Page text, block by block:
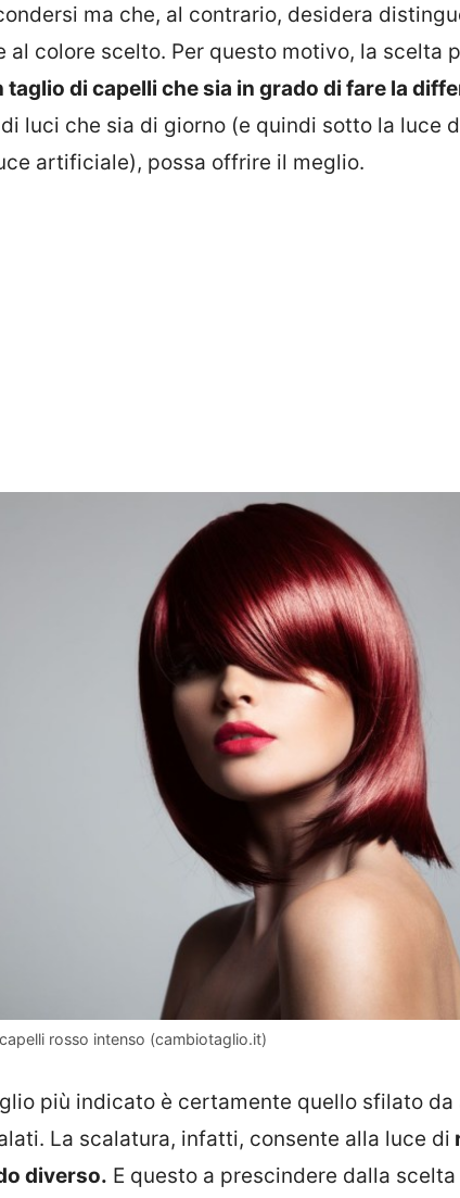
ma che, al contrario, desidera
al colore scelto. Per questo motivo, la scelta
taglio di capelli che sia in grado di fare la
luci che sia di giorno (e quindi sotto la luce
artificiale), possa offrire il meglio.
rosso intenso (cambiotaglio.it)
più indicato è certamente quello sfilato
La scalatura, infatti, consente alla luce di
diverso. E questo a prescindere dalla